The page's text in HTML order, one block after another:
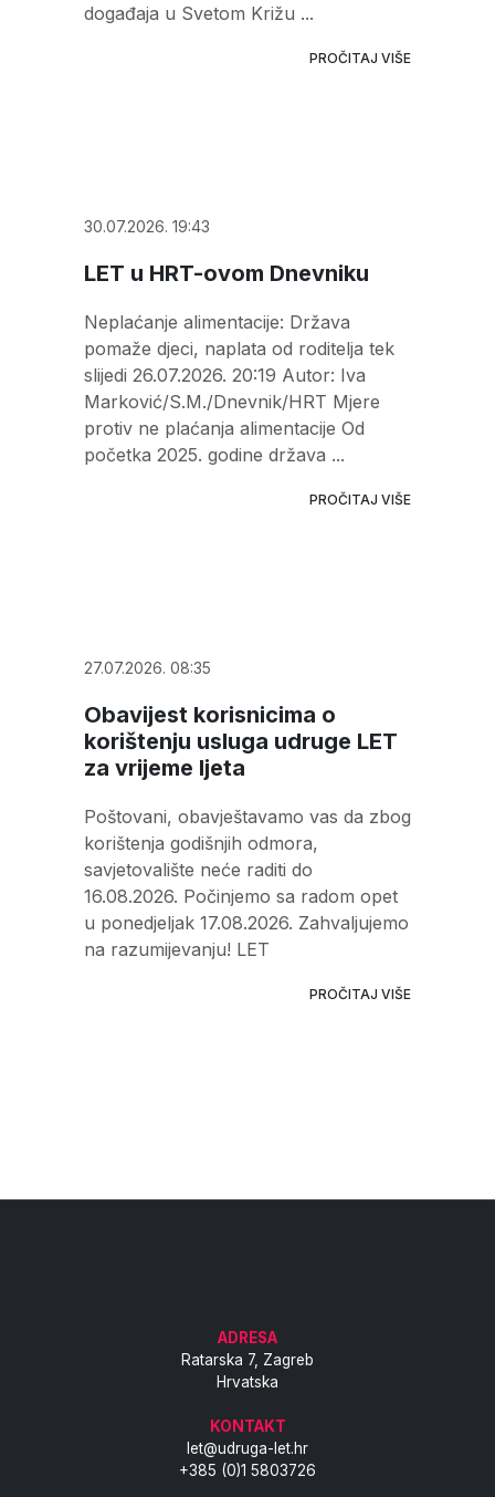
događaja u Svetom Križu ...
PROČITAJ VIŠE
30.07.2026. 19:43
LET u HRT-ovom Dnevniku
Neplaćanje alimentacije: Država
pomaže djeci, naplata od roditelja tek
slijedi 26.07.2026. 20:19 Autor: Iva
Marković/S.M./Dnevnik/HRT Mjere
protiv ne plaćanja alimentacije Od
početka 2025. godine država ...
PROČITAJ VIŠE
27.07.2026. 08:35
Obavijest korisnicima o
korištenju usluga udruge LET
za vrijeme ljeta
Poštovani, obavještavamo vas da zbog
korištenja godišnjih odmora,
savjetovalište neće raditi do
16.08.2026. Počinjemo sa radom opet
u ponedjeljak 17.08.2026. Zahvaljujemo
na razumijevanju! LET
PROČITAJ VIŠE
ADRESA
Ratarska 7, Zagreb
Hrvatska
KONTAKT
let@udruga-let.hr
+385 (0)1 5803726